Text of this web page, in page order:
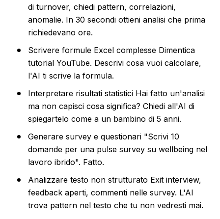
di turnover, chiedi pattern, correlazioni,
anomalie. In 30 secondi ottieni analisi che prima
richiedevano ore.
Scrivere formule Excel complesse Dimentica
tutorial YouTube. Descrivi cosa vuoi calcolare,
l'AI ti scrive la formula.
Interpretare risultati statistici Hai fatto un'analisi
ma non capisci cosa significa? Chiedi all'AI di
spiegartelo come a un bambino di 5 anni.
Generare survey e questionari "Scrivi 10
domande per una pulse survey su wellbeing nel
lavoro ibrido". Fatto.
Analizzare testo non strutturato Exit interview,
feedback aperti, commenti nelle survey. L'AI
trova pattern nel testo che tu non vedresti mai.